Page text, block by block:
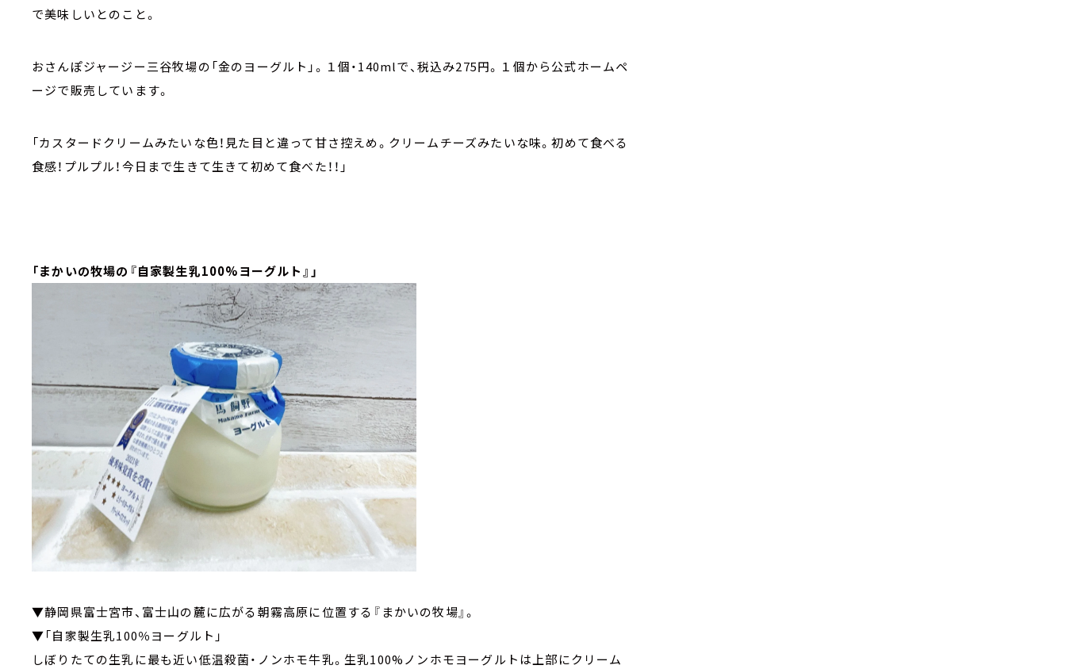
で美味しいとのこと。
おさんぽジャージー三谷牧場の「金のヨーグルト」。１個・140mlで、税込み275円。１個から公式ホームペ
ージで販売しています。
「カスタードクリームみたいな色！見た目と違って甘さ控えめ。クリームチーズみたいな味。初めて食べる
食感！プルプル！今日まで生きて生きて初めて食べた！！」
「まかいの牧場の『自家製生乳100%ヨーグルト』」
▼静岡県富士宮市、富士山の麓に広がる朝霧高原に位置する『まかいの牧場』。
▼「自家製生乳100％ヨーグルト」
しぼりたての生乳に最も近い低温殺菌・ノンホモ牛乳。生乳100%ノンホモヨーグルトは上部にクリーム